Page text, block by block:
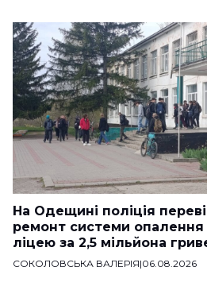
На Одещині поліція
ремонт системи опалення
ліцею за 2,5 мільйона
СОКОЛОВСЬКА ВАЛЕРІЯ|06.08.2026